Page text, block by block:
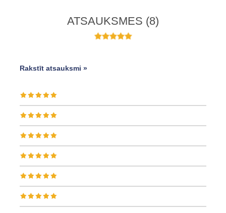
ATSAUKSMES (8)
Rakstīt atsauksmi »